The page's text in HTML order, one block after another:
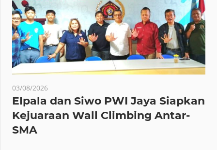
03/08/2026
Elpala dan Siwo PWI Jaya Siapkan
Kejuaraan Wall Climbing Antar-
SMA